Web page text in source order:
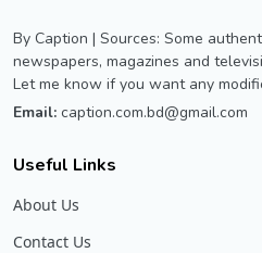
By Caption | Sources: Some
newspapers, magazines and
Let me know if you want any
Email: caption.com.bd@gmail.com
Useful Links
About Us
Contact Us